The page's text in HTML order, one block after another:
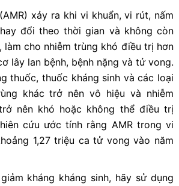
xảy ra khi vi khuẩn, vi rút, nấm
đổi theo thời gian và không còn
cho nhiễm trùng khó điều trị hơn
lây lan bệnh, bệnh nặng và tử vong.
thuốc, thuốc kháng sinh và các loại
khác trở nên vô hiệu và nhiễm
nên khó hoặc không thể điều trị
cứu ước tính rằng AMR trong vi
1,27 triệu ca tử vong vào năm
kháng kháng sinh, hãy sử dụng